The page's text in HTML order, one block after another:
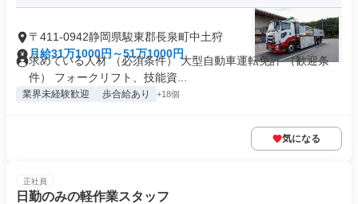
〒411-0942静岡県駿東郡長泉町中土狩
月給31万1000円～51万1000円
求めている人材 （必須条件） 大型自動車運転免許 （歓迎条
件） フォークリフト、技能資...
業界未経験歓迎 歩合給あり +18個
気になる
正社員
日勤のみの軽作業スタッフ